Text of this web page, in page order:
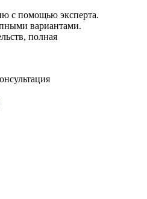
с помощью эксперта.
вариантами.
полная